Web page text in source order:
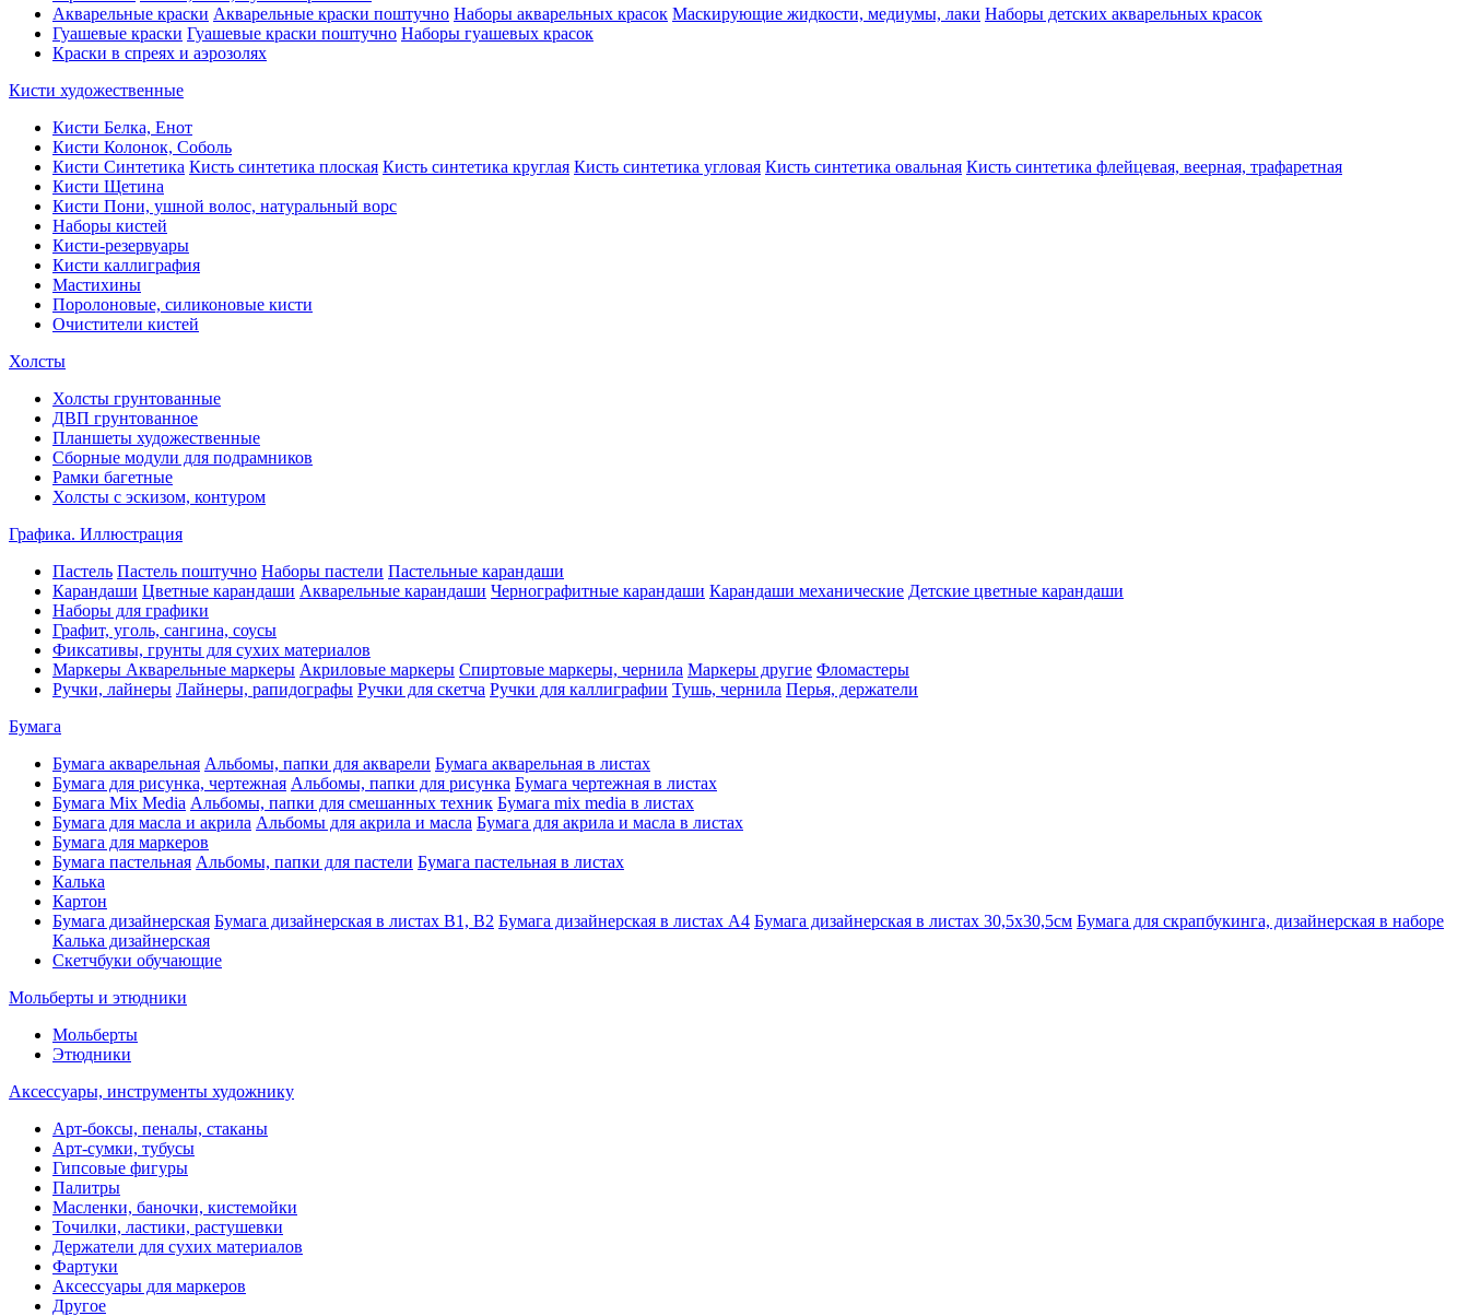
Акварельные краски Акварельные краски поштучно Наборы акварельных красок Маскирующие жидкости, медиумы, лаки Наборы детских акварельных красок
Гуашевые краски Гуашевые краски поштучно Наборы гуашевых красок
Краски в спреях и аэрозолях
Кисти художественные
Кисти Белка, Енот
Кисти Колонок, Соболь
Кисти Синтетика Кисть синтетика плоская Кисть синтетика круглая Кисть синтетика угловая Кисть синтетика овальная Кисть синтетика флейцевая, веерная, трафаретная
Кисти Щетина
Кисти Пони, ушной волос, натуральный ворс
Наборы кистей
Кисти-резервуары
Кисти каллиграфия
Мастихины
Поролоновые, силиконовые кисти
Очистители кистей
Холсты
Холсты грунтованные
ДВП грунтованное
Планшеты художественные
Сборные модули для подрамников
Рамки багетные
Холсты c эскизом, контуром
Графика. Иллюстрация
Пастель Пастель поштучно Наборы пастели Пастельные карандаши
Карандаши Цветные карандаши Акварельные карандаши Чернографитные карандаши Карандаши механические Детские цветные карандаши
Наборы для графики
Графит, уголь, сангина, соусы
Фиксативы, грунты для сухих материалов
Маркеры Акварельные маркеры Акриловые маркеры Спиртовые маркеры, чернила Маркеры другие Фломастеры
Ручки, лайнеры Лайнеры, рапидографы Ручки для скетча Ручки для каллиграфии Тушь, чернила Перья, держатели
Бумага
Бумага акварельная Альбомы, папки для акварели Бумага акварельная в листах
Бумага для рисунка, чертежная Альбомы, папки для рисунка Бумага чертежная в листах
Бумага Mix Media Альбомы, папки для смешанных техник Бумага mix media в листах
Бумага для масла и акрила Альбомы для акрила и масла Бумага для акрила и масла в листах
Бумага для маркеров
Бумага пастельная Альбомы, папки для пастели Бумага пастельная в листах
Калька
Картон
Бумага дизайнерская Бумага дизайнерская в листах В1, В2 Бумага дизайнерская в листах А4 Бумага дизайнерская в листах 30,5х30,5см Бумага для скрапбукинга, дизайнерская в наборе
Калька дизайнерская
Скетчбуки обучающие
Мольберты и этюдники
Мольберты
Этюдники
Аксессуары, инструменты художнику
Арт-боксы, пеналы, стаканы
Арт-сумки, тубусы
Гипсовые фигуры
Палитры
Масленки, баночки, кистемойки
Точилки, ластики, растушевки
Держатели для сухих материалов
Фартуки
Аксессуары для маркеров
Другое